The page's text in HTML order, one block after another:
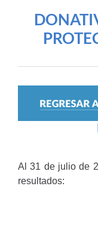
Al 31 de julio de
resultados: